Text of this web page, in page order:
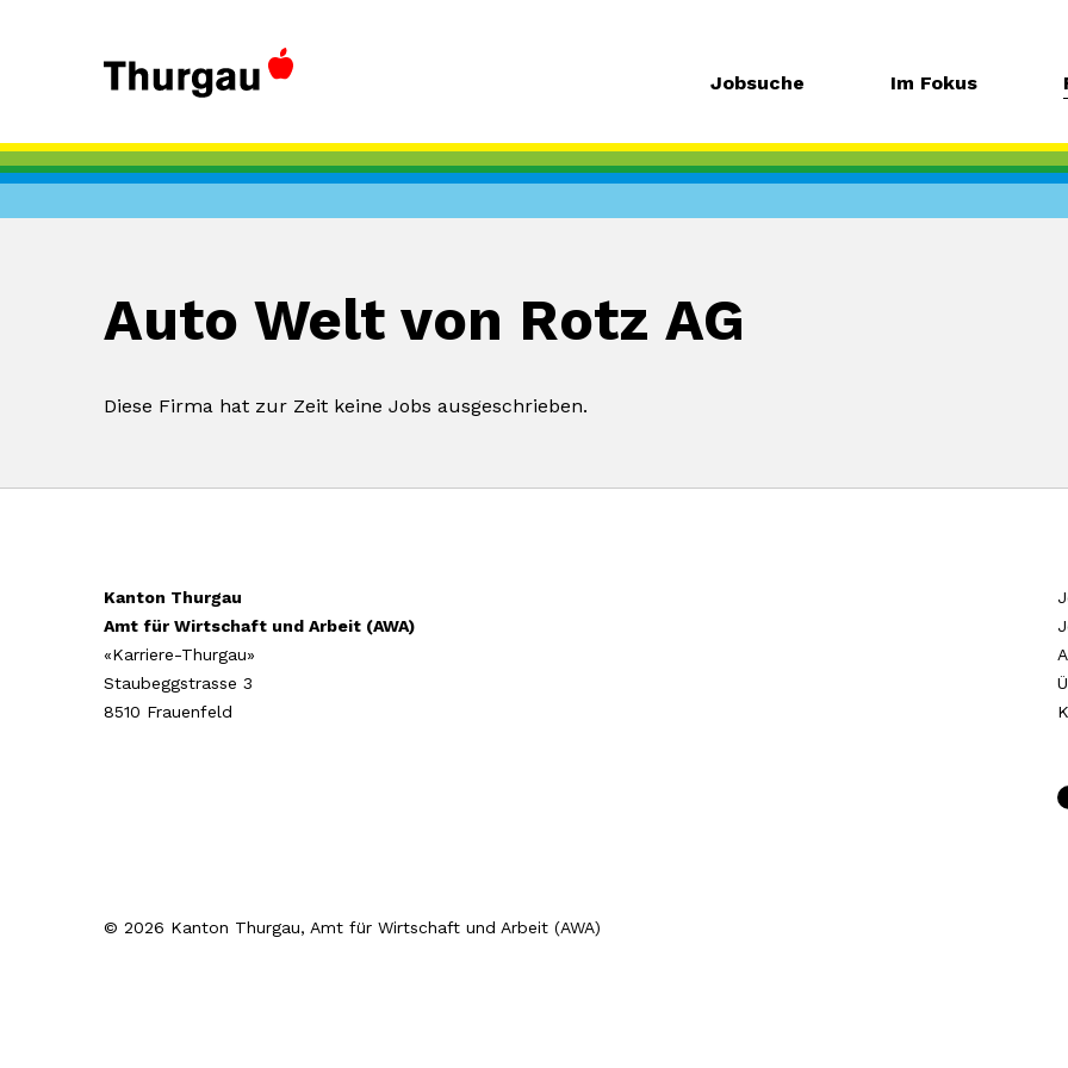
Jobsuche Im Fokus
Auto Welt von Rotz AG
Diese Firma hat zur Zeit keine Jobs ausgeschrieben.
Kanton Thurgau
Amt für Wirtschaft und Arbeit (AWA)
«Karriere-Thurgau»
Staubeggstrasse 3
8510 Frauenfeld
© 2026 Kanton Thurgau, Amt für Wirtschaft und Arbeit (AWA)